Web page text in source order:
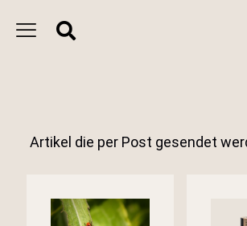
Artikel die per Post gesendet